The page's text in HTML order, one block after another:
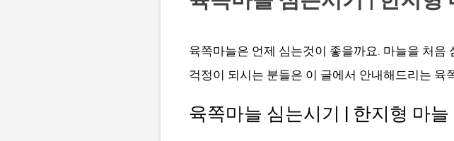
육쪽마늘은 언제 심는것이 좋을까요. 마늘을 처
걱정이 되시는 분들은 이 글에서 안내해드리는
육쪽마늘 심는시기 | 한지형 마